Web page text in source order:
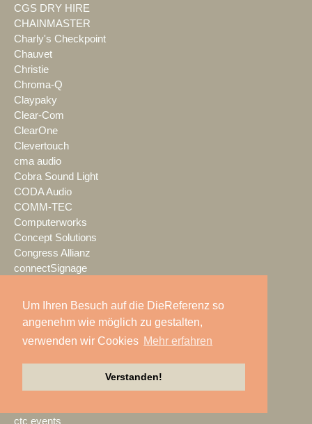
Um Ihren Besuch auf die DieReferenz so
angenehm wie möglich zu gestalten,
verwenden wir Cookies Mehr erfahren
Verstanden!
CGS DRY HIRE
CHAINMASTER
Charly's Checkpoint
Chauvet
Christie
Chroma-Q
Claypaky
Clear-Com
ClearOne
Clevertouch
cma audio
Cobra Sound Light
CODA Audio
COMM-TEC
Computerworks
Concept Solutions
Congress Allianz
connectSignage
Contour
Cordial
Creative Technology
CrewBrain
ctc events